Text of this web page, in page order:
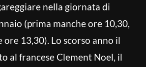
nella giornata di
(prima manche ore 10,30,
ore 13,30). Lo scorso anno il
al francese Clement Noel, il